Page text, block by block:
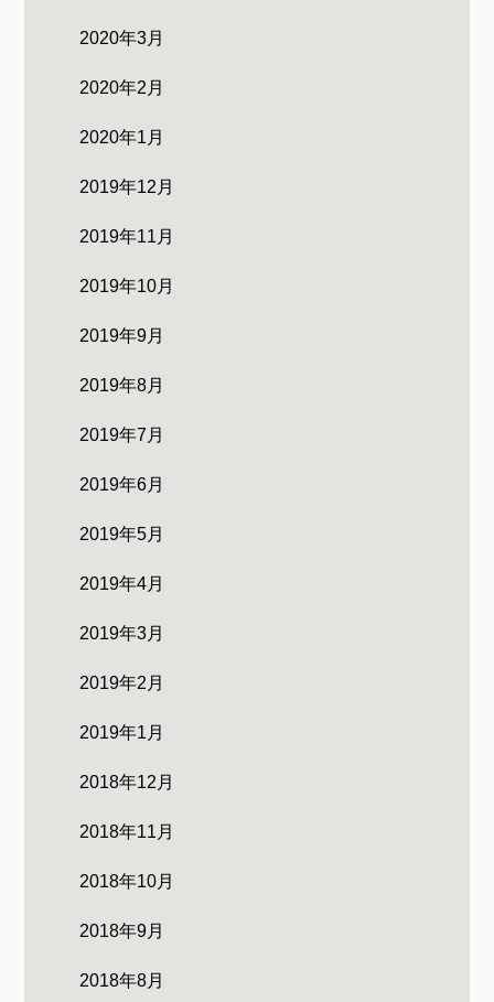
2020年3月
2020年2月
2020年1月
2019年12月
2019年11月
2019年10月
2019年9月
2019年8月
2019年7月
2019年6月
2019年5月
2019年4月
2019年3月
2019年2月
2019年1月
2018年12月
2018年11月
2018年10月
2018年9月
2018年8月